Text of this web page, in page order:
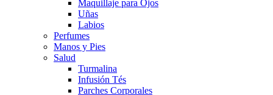
Maquillaje para Ojos
Uñas
Labios
Perfumes
Manos y Pies
Salud
Turmalina
Infusión Tés
Parches Corporales